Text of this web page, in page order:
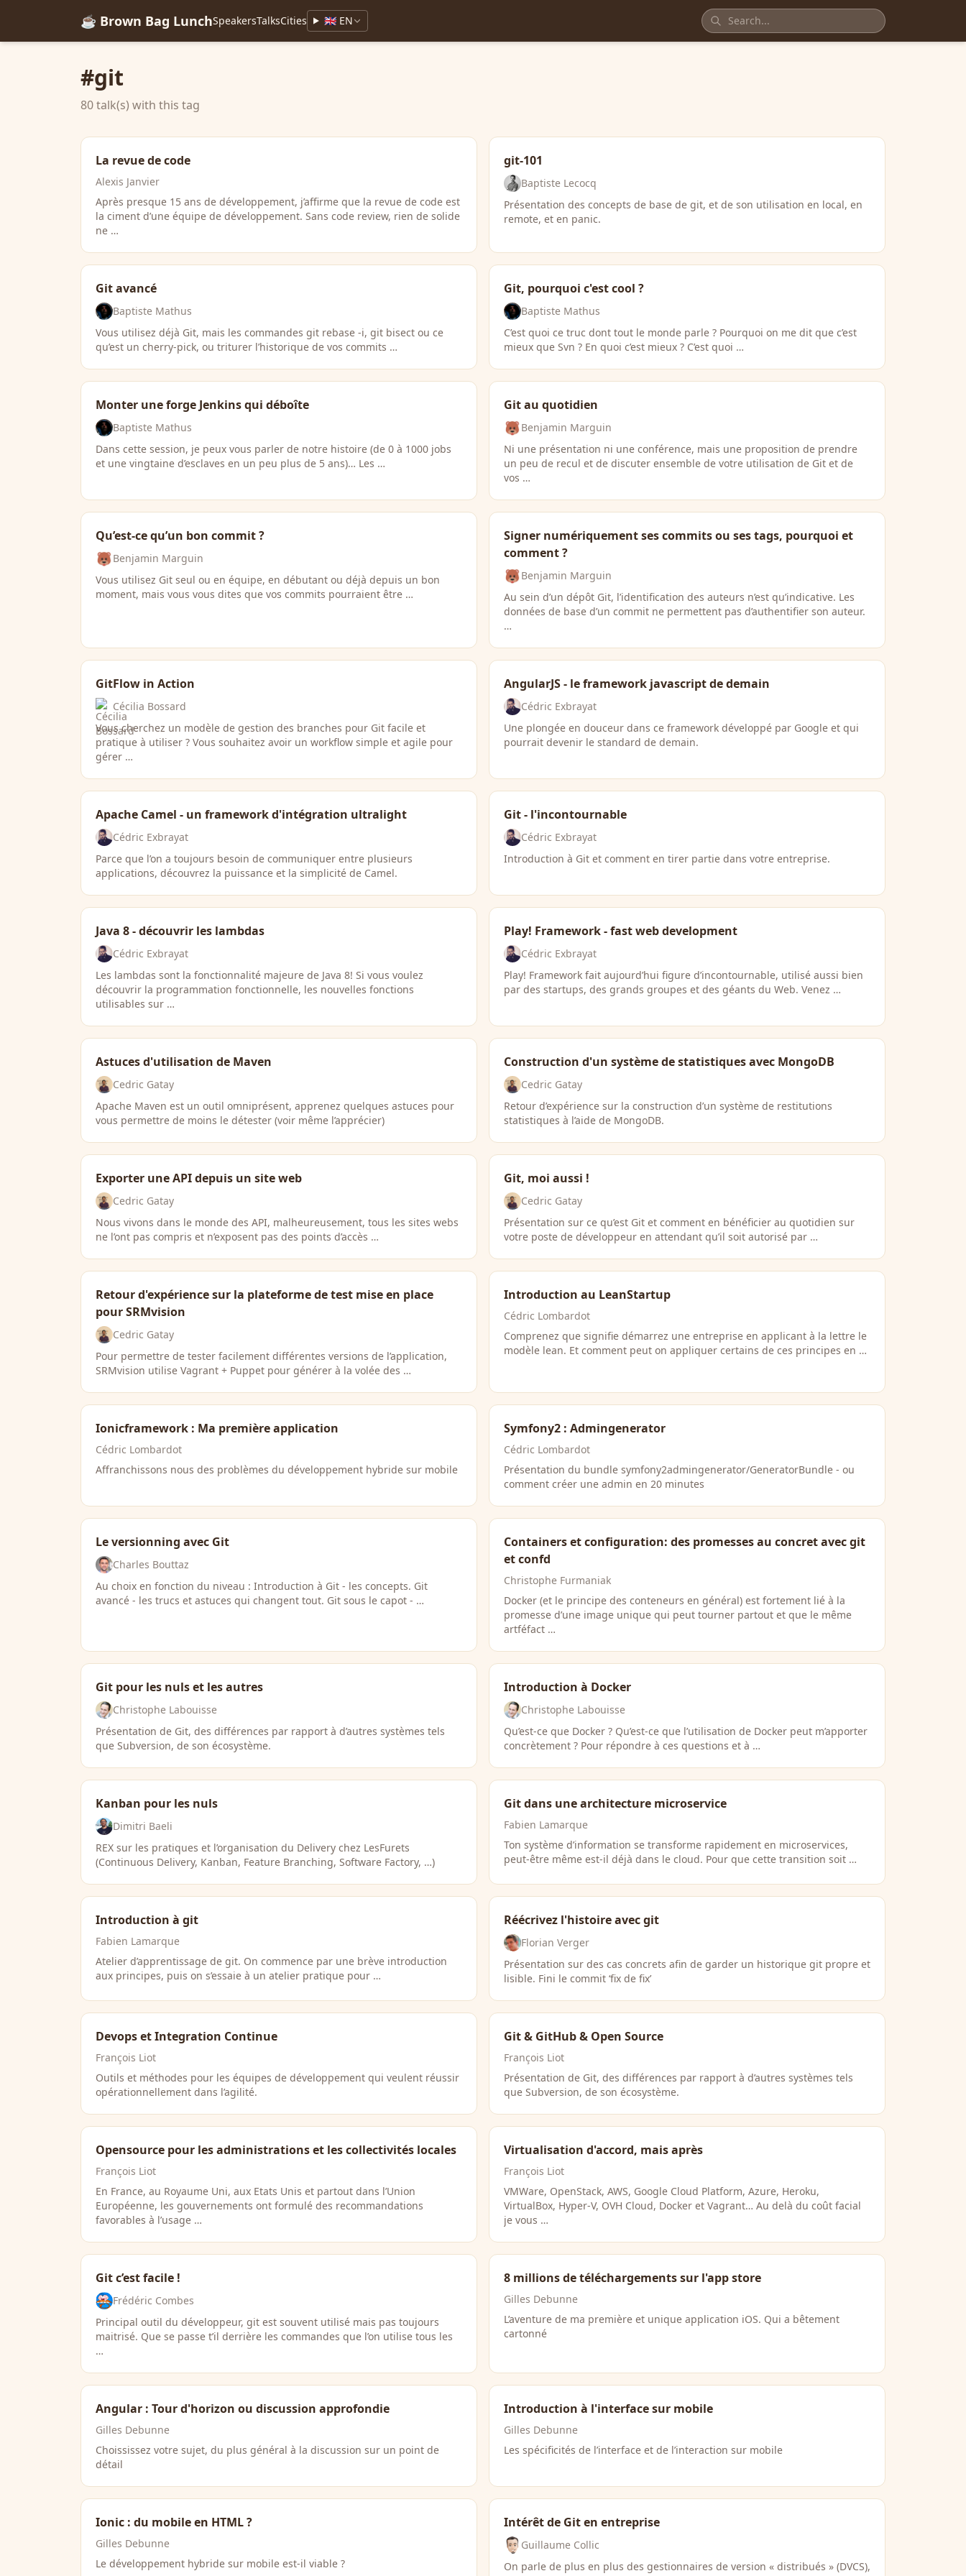
☕ Brown Bag LunchSpeakersTalksCities 🇬🇧 EN
#git
80 talk(s) with this tag
La revue de code
Alexis Janvier
Après presque 15 ans de développement, j’affirme que la revue de code est
la ciment d’une équipe de développement. Sans code review, rien de solide
ne …
git-101
Baptiste Lecocq
Présentation des concepts de base de git, et de son utilisation en local, en
remote, et en panic.
Git avancé
Baptiste Mathus
Vous utilisez déjà Git, mais les commandes git rebase -i, git bisect ou ce
qu’est un cherry-pick, ou triturer l’historique de vos commits …
Git, pourquoi c'est cool ?
Baptiste Mathus
C’est quoi ce truc dont tout le monde parle ? Pourquoi on me dit que c’est
mieux que Svn ? En quoi c’est mieux ? C’est quoi …
Monter une forge Jenkins qui déboîte
Baptiste Mathus
Dans cette session, je peux vous parler de notre histoire (de 0 à 1000 jobs
et une vingtaine d’esclaves en un peu plus de 5 ans)… Les …
Git au quotidien
Benjamin Marguin
Ni une présentation ni une conférence, mais une proposition de prendre
un peu de recul et de discuter ensemble de votre utilisation de Git et de
vos …
Qu’est-ce qu’un bon commit ?
Benjamin Marguin
Vous utilisez Git seul ou en équipe, en débutant ou déjà depuis un bon
moment, mais vous vous dites que vos commits pourraient être …
Signer numériquement ses commits ou ses tags, pourquoi et
comment ?
Benjamin Marguin
Au sein d’un dépôt Git, l’identification des auteurs n’est qu’indicative. Les
données de base d’un commit ne permettent pas d’authentifier son auteur.
…
GitFlow in Action
Cécilia Bossard
Vous cherchez un modèle de gestion des branches pour Git facile et
pratique à utiliser ? Vous souhaitez avoir un workflow simple et agile pour
gérer …
AngularJS - le framework javascript de demain
Cédric Exbrayat
Une plongée en douceur dans ce framework développé par Google et qui
pourrait devenir le standard de demain.
Apache Camel - un framework d'intégration ultralight
Cédric Exbrayat
Parce que l’on a toujours besoin de communiquer entre plusieurs
applications, découvrez la puissance et la simplicité de Camel.
Git - l'incontournable
Cédric Exbrayat
Introduction à Git et comment en tirer partie dans votre entreprise.
Java 8 - découvrir les lambdas
Cédric Exbrayat
Les lambdas sont la fonctionnalité majeure de Java 8! Si vous voulez
découvrir la programmation fonctionnelle, les nouvelles fonctions
utilisables sur …
Play! Framework - fast web development
Cédric Exbrayat
Play! Framework fait aujourd’hui figure d’incontournable, utilisé aussi bien
par des startups, des grands groupes et des géants du Web. Venez …
Astuces d'utilisation de Maven
Cedric Gatay
Apache Maven est un outil omniprésent, apprenez quelques astuces pour
vous permettre de moins le détester (voir même l’apprécier)
Construction d'un système de statistiques avec MongoDB
Cedric Gatay
Retour d’expérience sur la construction d’un système de restitutions
statistiques à l’aide de MongoDB.
Exporter une API depuis un site web
Cedric Gatay
Nous vivons dans le monde des API, malheureusement, tous les sites webs
ne l’ont pas compris et n’exposent pas des points d’accès …
Git, moi aussi !
Cedric Gatay
Présentation sur ce qu’est Git et comment en bénéficier au quotidien sur
votre poste de développeur en attendant qu’il soit autorisé par …
Retour d'expérience sur la plateforme de test mise en place
pour SRMvision
Cedric Gatay
Pour permettre de tester facilement différentes versions de l’application,
SRMvision utilise Vagrant + Puppet pour générer à la volée des …
Introduction au LeanStartup
Cédric Lombardot
Comprenez que signifie démarrez une entreprise en applicant à la lettre le
modèle lean. Et comment peut on appliquer certains de ces principes en …
Ionicframework : Ma première application
Cédric Lombardot
Affranchissons nous des problèmes du développement hybride sur mobile
Symfony2 : Admingenerator
Cédric Lombardot
Présentation du bundle symfony2admingenerator/GeneratorBundle - ou
comment créer une admin en 20 minutes
Le versionning avec Git
Charles Bouttaz
Au choix en fonction du niveau : Introduction à Git - les concepts. Git
avancé - les trucs et astuces qui changent tout. Git sous le capot - …
Containers et configuration: des promesses au concret avec git
et confd
Christophe Furmaniak
Docker (et le principe des conteneurs en général) est fortement lié à la
promesse d’une image unique qui peut tourner partout et que le même
artféfact …
Git pour les nuls et les autres
Christophe Labouisse
Présentation de Git, des différences par rapport à d’autres systèmes tels
que Subversion, de son écosystème.
Introduction à Docker
Christophe Labouisse
Qu’est-ce que Docker ? Qu’est-ce que l’utilisation de Docker peut m’apporter
concrètement ? Pour répondre à ces questions et à …
Kanban pour les nuls
Dimitri Baeli
REX sur les pratiques et l’organisation du Delivery chez LesFurets
(Continuous Delivery, Kanban, Feature Branching, Software Factory, …)
Git dans une architecture microservice
Fabien Lamarque
Ton système d’information se transforme rapidement en microservices,
peut-être même est-il déjà dans le cloud. Pour que cette transition soit …
Introduction à git
Fabien Lamarque
Atelier d’apprentissage de git. On commence par une brève introduction
aux principes, puis on s’essaie à un atelier pratique pour …
Réécrivez l'histoire avec git
Florian Verger
Présentation sur des cas concrets afin de garder un historique git propre et
lisible. Fini le commit ‘fix de fix’
Devops et Integration Continue
François Liot
Outils et méthodes pour les équipes de développement qui veulent réussir
opérationnellement dans l’agilité.
Git & GitHub & Open Source
François Liot
Présentation de Git, des différences par rapport à d’autres systèmes tels
que Subversion, de son écosystème.
Opensource pour les administrations et les collectivités locales
François Liot
En France, au Royaume Uni, aux Etats Unis et partout dans l’Union
Européenne, les gouvernements ont formulé des recommandations
favorables à l’usage …
Virtualisation d'accord, mais après
François Liot
VMWare, OpenStack, AWS, Google Cloud Platform, Azure, Heroku,
VirtualBox, Hyper-V, OVH Cloud, Docker et Vagrant… Au delà du coût facial
je vous …
Git c’est facile !
Frédéric Combes
Principal outil du développeur, git est souvent utilisé mais pas toujours
maitrisé. Que se passe t’il derrière les commandes que l’on utilise tous les
…
8 millions de téléchargements sur l'app store
Gilles Debunne
L’aventure de ma première et unique application iOS. Qui a bêtement
cartonné
Angular : Tour d'horizon ou discussion approfondie
Gilles Debunne
Choississez votre sujet, du plus général à la discussion sur un point de
détail
Introduction à l'interface sur mobile
Gilles Debunne
Les spécificités de l’interface et de l’interaction sur mobile
Ionic : du mobile en HTML ?
Gilles Debunne
Le développement hybride sur mobile est-il viable ?
Intérêt de Git en entreprise
Guillaume Collic
On parle de plus en plus des gestionnaires de version « distribués » (DVCS),